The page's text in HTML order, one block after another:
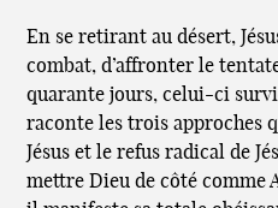
En se retirant au désert,
combat, d’affronter le
quarante jours, celui-ci
raconte les trois approches
Jésus et le refus radical de
mettre Dieu de côté comme